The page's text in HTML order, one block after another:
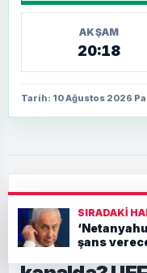
AKŞAM
20:18
Tarih: 10 Ağustos 2026
Ana Sayfa›Manşetalt
Sturm Graz-
zaman, saat
SIRADAKI
şans